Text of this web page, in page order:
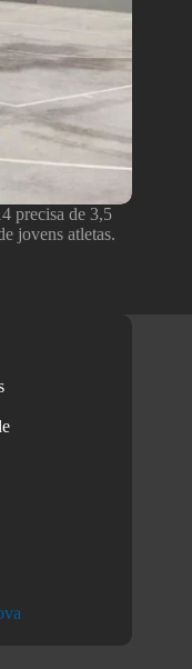
precisa de 3,5
jovens atletas.